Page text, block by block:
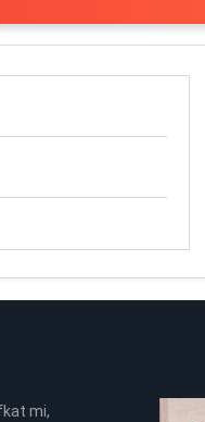
mi,